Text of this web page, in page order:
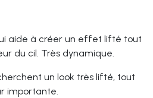
aide à créer un effet lifté tout
du cil. Très dynamique.
un look très lifté, tout
importante.